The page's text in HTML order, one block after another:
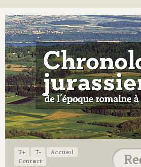
T+ T-
Accueil
Contact